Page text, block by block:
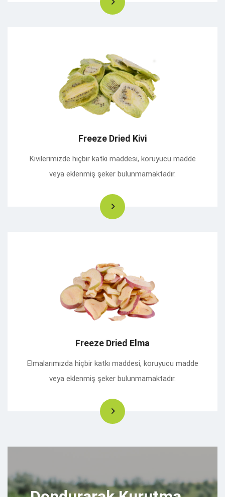
Freeze Dried Kivi
Kivilerimizde hiçbir katkı maddesi, koruyucu madde
veya eklenmiş şeker bulunmamaktadır.
Freeze Dried Elma
Elmalarımızda hiçbir katkı maddesi, koruyucu madde
veya eklenmiş şeker bulunmamaktadır.